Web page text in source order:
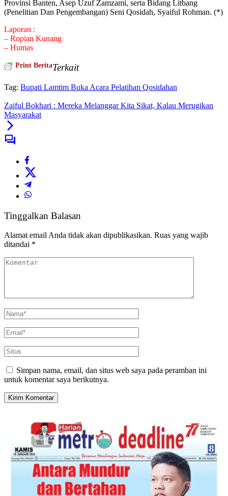
Provinsi Banten, Asep Uzuf Zamzami, serta Bidang Litbang
(Penelitian Dan Pengembangan) Seni Qosidah, Syaiful Rohman. (*)
Laporan :
– Ropian Kunang
– Humas
Print BeritaTerkait
Tag: Bupati Lamtim Buka Acara Pelatihan Qosidahan
Zaiful Bokhari : Mereka Melanggar Kita Sikat, Kalau Merugikan
Masyarakat
Tinggalkan Balasan
Alamat email Anda tidak akan dipublikasikan. Ruas yang wajib
ditandai *
Simpan nama, email, dan situs web saya pada peramban ini
untuk komentar saya berikutnya.